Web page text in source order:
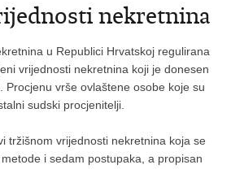
nekretnina
u Republici Hrvatskoj regulirana
vrijednosti nekretnina koji je donesen
Procjenu vrše ovlaštene osobe koje su
sudski procjenitelji.
tržišnom vrijednosti nekretnina koja se
i sedam postupaka, a propisan